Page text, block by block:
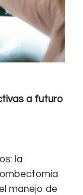
a futuro
la
manejo de